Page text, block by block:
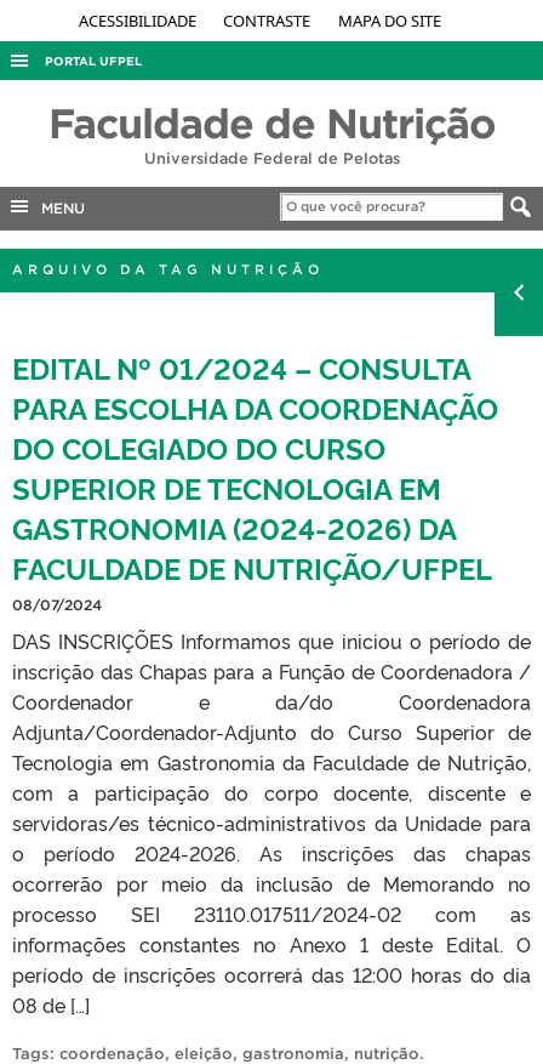
ACESSIBILIDADE CONTRASTE MAPA DO SITE
PORTAL UFPEL
AUDITORIA
COBALTO
EDITAIS
Faculdade de Nutrição
Universidade Federal de Pelotas
MENU
ARQUIVO DA TAG NUTRIÇÃO
EDITAL Nº 01/2024 – CONSULTA
PARA ESCOLHA DA COORDENAÇÃO
DO COLEGIADO DO CURSO
SUPERIOR DE TECNOLOGIA EM
GASTRONOMIA (2024-2026) DA
FACULDADE DE NUTRIÇÃO/UFPEL
08/07/2024
DAS INSCRIÇÕES Informamos que iniciou o período de
inscrição das Chapas para a Função de Coordenadora /
Coordenador e da/do Coordenadora
Adjunta/Coordenador-Adjunto do Curso Superior de
Tecnologia em Gastronomia da Faculdade de Nutrição,
com a participação do corpo docente, discente e
servidoras/es técnico-administrativos da Unidade para
o período 2024-2026. As inscrições das chapas
ocorrerão por meio da inclusão de Memorando no
processo SEI 23110.017511/2024-02 com as
informações constantes no Anexo 1 deste Edital. O
período de inscrições ocorrerá das 12:00 horas do dia
08 de […]
Tags: coordenação, eleição, gastronomia, nutrição.